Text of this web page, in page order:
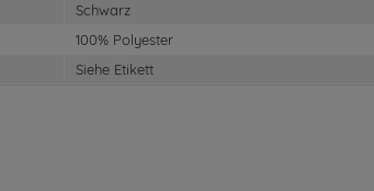
Schwarz
100% Polyester
Siehe Etikett